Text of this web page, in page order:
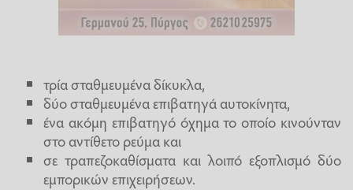
τρία σταθμευμένα δίκυκλα,
δύο σταθμευμένα επιβατηγά αυτοκίνητα,
ένα ακόμη επιβατηγό όχημα το οποίο κινούνταν
στο αντίθετο ρεύμα και
σε τραπεζοκαθίσματα και λοιπό εξοπλισμό δύο
εμπορικών επιχειρήσεων.